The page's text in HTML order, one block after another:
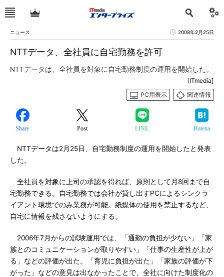
ニュース 2008年2月25日
NTTデータ、全社員に自宅勤務を許可
NTTデータは、全社員を対象に自宅勤務制度の運用を開始した。
[ITmedia]
PC用表示
関連情報
Share Post LINE Hatena
NTTデータは2月25日、自宅勤務制度の運用を開始したと発表
した。
全社員を対象に上司の承認を得れば、原則として月8回まで自
宅勤務できる。自宅勤務では会社が貸し出すPCによるシンクラ
イアント環境でのみ業務が可能。紙媒体の使用を禁止するなど、
自宅に情報を残さないようにする。
2006年7月からの試験運用では、「通勤の負担が少ない」「家
族とのコミュニケーションが取りやすい」「仕事の生産性が上が
る」などの評価が出た。「育児に負担が出た」「家族の評価が下
がった」などの意見は出なかったことで、全社に向けた制度化の